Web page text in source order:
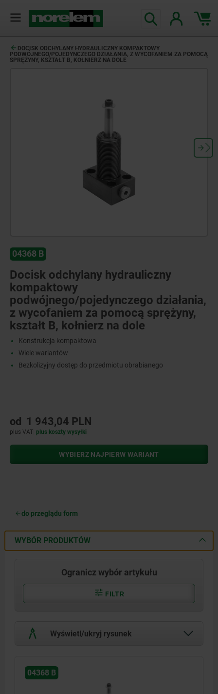
DOCISK ODCHYLANY HYDRAULICZNY KOMPAKTOWY
PODWÓJNEGO/POJEDYNCZEGO DZIAŁANIA, Z WYCOFANIEM ZA POMOCĄ
SPRĘŻYNY, KSZTAŁT B, KOŁNIERZ NA DOLE
04368 B
Docisk odchylany hydrauliczny
kompaktowy
podwójnego/pojedynczego działania,
z wycofaniem za pomocą sprężyny,
kształt B, kołnierz na dole
Konstrukcja kompaktowa
Wiele wariantów
Bezkolizyjny dostęp do przedmiotu obrabianego
od 1 943,04 PLN
plus VAT plus koszty wysyłki
WYBIERZ NAJPIERW WARIANT
do przeglądu form
WYBÓR PRODUKTÓW
Ogranicz wybór artykułu
FILTR
Wyświetl/ukryj rysunek
04368 B